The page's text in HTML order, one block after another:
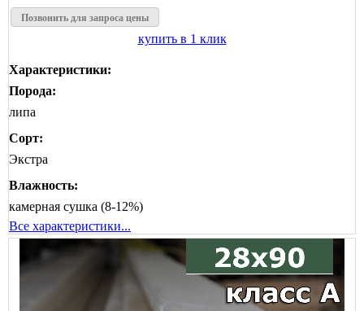
Позвонить для запроса цены
купить в 1 клик
Характеристики:
Порода:
липа
Сорт:
Экстра
Влажность:
камерная сушка (8-12%)
Все характеристики...